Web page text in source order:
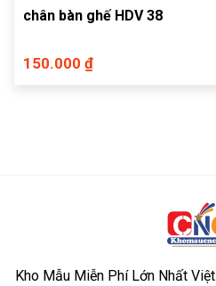
chân bàn ghế HDV 38
150.000 ₫
Kho Mẫu Miễn Phí Lớn Nhất